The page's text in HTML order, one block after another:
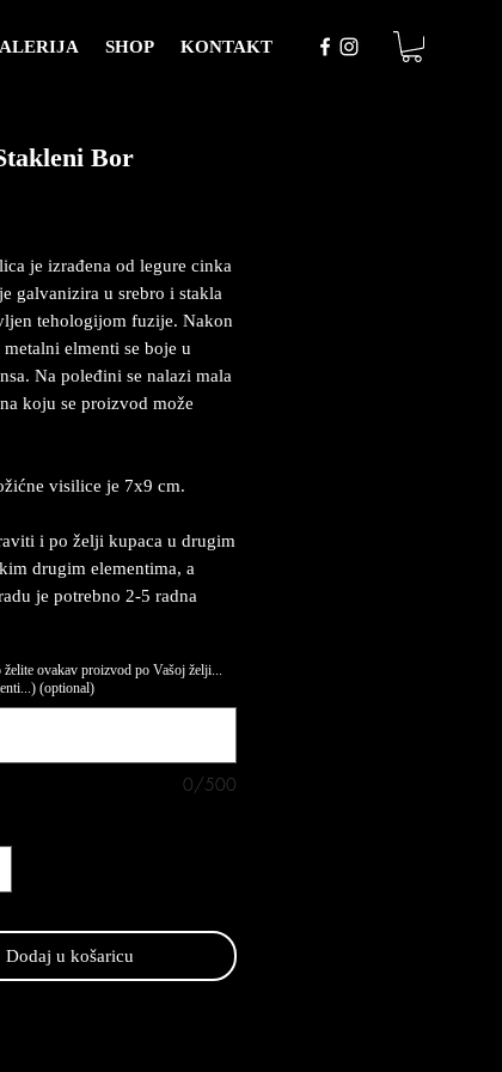
SHOP KONTAKT
Bor
je izrađena od legure cinka
galvanizira u srebro i stakla
tehologijom fuzije. Nakon
elmenti se boje u
Na poleđini se nalazi mala
koju se proizvod može
visilice je 7x9 cm.
i po želji kupaca u drugim
drugim elementima, a
je potrebno 2-5 radna
ovakav proizvod po Vašoj želji...
(optional)
0/500
Dodaj u košaricu